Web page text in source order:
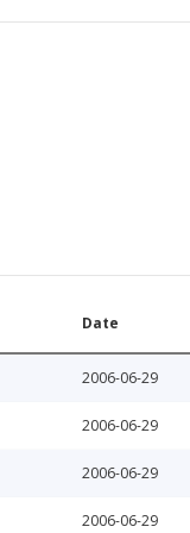
Date
2006-06-29
2006-06-29
2006-06-29
2006-06-29